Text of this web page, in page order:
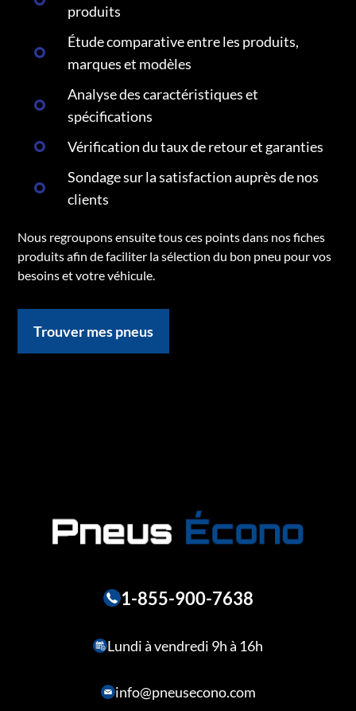
produits
Étude comparative entre les produits,
marques et modèles
Analyse des caractéristiques et
spécifications
Vérification du taux de retour et garanties
Sondage sur la satisfaction auprès de nos
clients
Nous regroupons ensuite tous ces points dans nos fiches
produits afin de faciliter la sélection du bon pneu pour vos
besoins et votre véhicule.
Trouver mes pneus
1-855-900-7638
Lundi à vendredi 9h à 16h
info@pneusecono.com